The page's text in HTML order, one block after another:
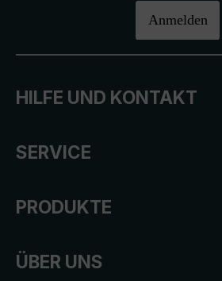
Anmelden
HILFE UND KONTAKT
SERVICE
PRODUKTE
ÜBER UNS